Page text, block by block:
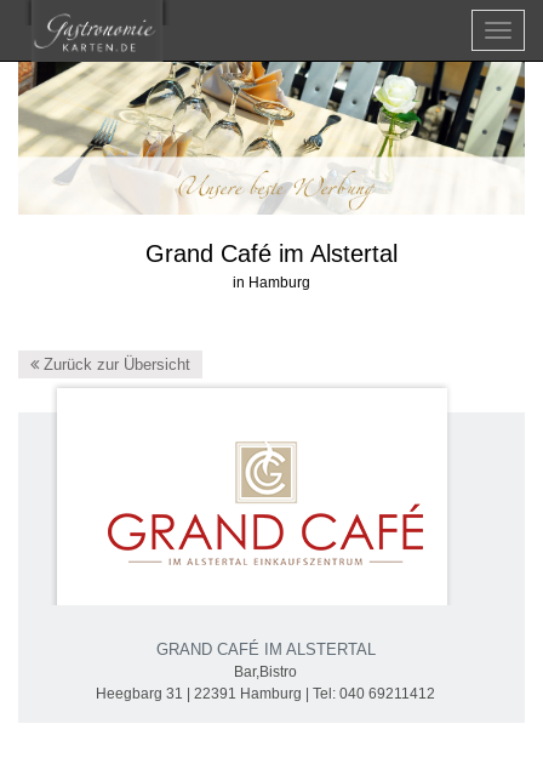
Menü
Grand Café im Alstertal
in Hamburg
Zurück zur Übersicht
GRAND CAFÉ IM ALSTERTAL
Bar,Bistro
Heegbarg 31 | 22391 Hamburg | Tel: 040 69211412